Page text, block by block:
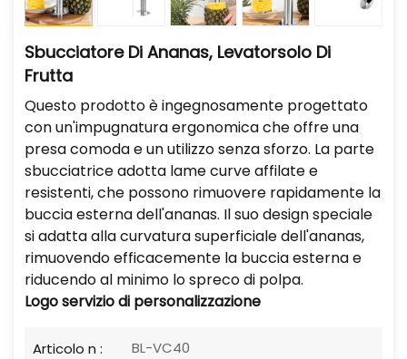
Sbucciatore Di Ananas, Levatorsolo Di
Frutta
Questo prodotto è ingegnosamente progettato
con un'impugnatura ergonomica che offre una
presa comoda e un utilizzo senza sforzo. La parte
sbucciatrice adotta lame curve affilate e
resistenti, che possono rimuovere rapidamente la
buccia esterna dell'ananas. Il suo design speciale
si adatta alla curvatura superficiale dell'ananas,
rimuovendo efficacemente la buccia esterna e
riducendo al minimo lo spreco di polpa.
Logoservizio di personalizzazione
Articolo n : BL-VC40